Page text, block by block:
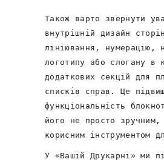
Також варто звернути
внутрішній дизайн
лініювання, нумерацію,
логотипу або слогану в
додаткових секцій для
списків справ. Це
функціональність
його не просто
корисним інструментом
У «Вашій Друкарні» ми